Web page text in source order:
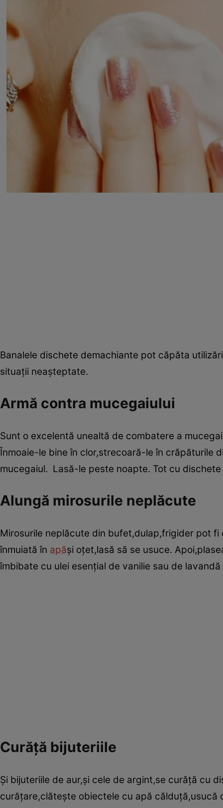
Banalele dischete demachiante pot căpăta
situaţii neaşteptate.
Armă contra mucegaiului
Sunt o excelentă unealtă de combatere a
Înmoaie-le bine în clor,strecoară-le în crăpăturile
mucegaiul. Lasă-le peste noapte. Tot cu
Alungă mirosurile neplăcute
Mirosurile neplăcute din bufet,dulap,frigider pot
înmuiată în apăşi oţet,lasă să se usuce.
îmbibate cu ulei esenţial de vanilie sau de
Curăţă bijuteriile
Şi bijuteriile de aur,şi cele de argint,se curăţă cu
curăţare,clăteşte obiectele cu apă